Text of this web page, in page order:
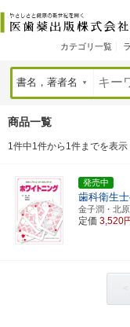
カテゴリ一覧
商品一覧
1件中1件から1件までを表示
発売中
歯科衛生
金子潤・北
定価 3,520